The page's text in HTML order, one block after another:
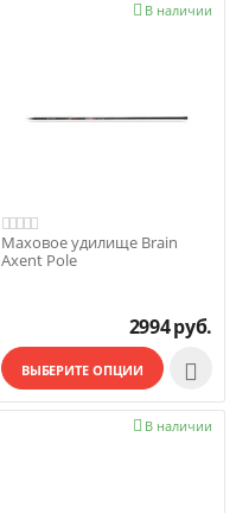
В наличии

Маховое удилище Brain
Axent Pole
2994руб.
ВЫБЕРИТЕ ОПЦИИ 
В наличии
